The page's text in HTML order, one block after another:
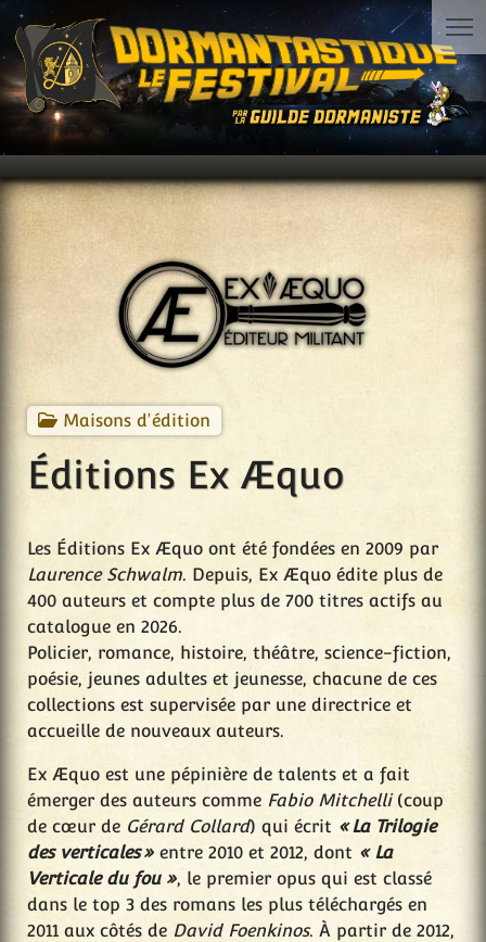
Maisons d'édition
Éditions Ex Æquo
Les Éditions Ex Æquo ont été fondées en 2009 par
Laurence Schwalm. Depuis, Ex Æquo édite plus de
400 auteurs et compte plus de 700 titres actifs au
catalogue en 2026.
Policier, romance, histoire, théâtre, science-fiction,
poésie, jeunes adultes et jeunesse, chacune de ces
collections est supervisée par une directrice et
accueille de nouveaux auteurs.
Ex Æquo est une pépinière de talents et a fait
émerger des auteurs comme Fabio Mitchelli(coup
de cœur de Gérard Collard) qui écrit « La Trilogie
des verticales » entre 2010 et 2012, dont « La
Verticale du fou », le premier opus qui est classé
dans le top 3 des romans les plus téléchargés en
2011 aux côtés de David Foenkinos. À partir de 2012,